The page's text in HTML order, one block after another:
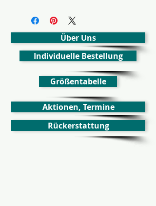
Über Uns
Individuelle Bestellung
Größentabelle
Aktionen, Termine
Rückerstattung